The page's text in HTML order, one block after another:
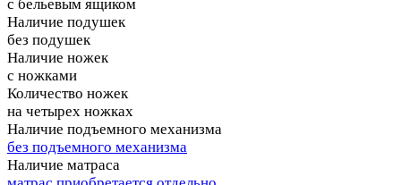
с бельевым ящиком
Наличие подушек
без подушек
Наличие ножек
с ножками
Количество ножек
на четырех ножках
Наличие подъемного механизма
без подъемного механизма
Наличие матраса